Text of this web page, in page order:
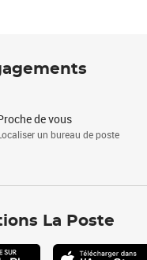
de vous
un bureau de poste
La Poste